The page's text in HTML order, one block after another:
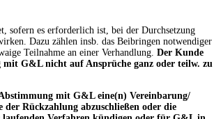
sofern es erforderlich ist, bei der Durchsetzung
Dazu zählen insb. das Beibringen notwendiger
Teilnahme an einer Verhandlung.Der Kunde
G&L nicht auf Ansprüche ganz oder teilw. zu
mit G&L eine(n) Vereinbarung/
der Rückzahlung abzuschließen oder die